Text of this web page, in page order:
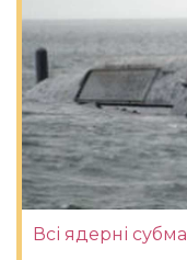
Всі ядерні